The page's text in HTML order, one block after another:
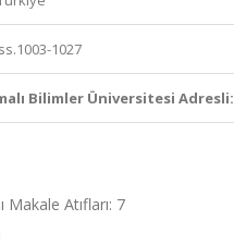
ss.1003-1027
Bilimler Üniversitesi Adresli:
Makale Atıfları: 7